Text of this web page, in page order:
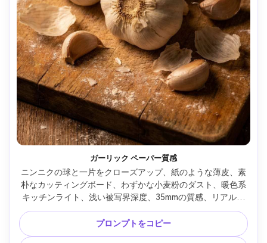
ガーリック ペーパー質感
ニンニクの球と一片をクローズアップ、紙のような薄皮、素
朴なカッティングボード、わずかな小麦粉のダスト、暖色系
キッチンライト、浅い被写界深度、35mmの質感、リアルな
ポアと繊維感、リッチなコントラストのフード写真 --ar 4:5
プロンプトをコピー